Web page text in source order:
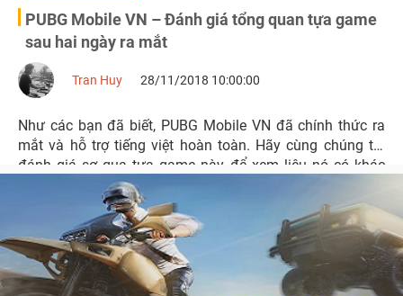
PUBG Mobile VN – Đánh giá tổng quan tựa game
sau hai ngày ra mắt
Như các bạn đã biết, PUBG Mobile VN đã chính thức ra
mắt và hỗ trợ tiếng việt hoàn toàn. Hãy cùng chúng tôi
đánh giá sơ qua tựa game này, để xem liệu nó có khác
biệt gì so với bản Global hay không?